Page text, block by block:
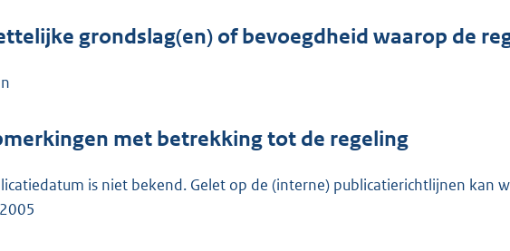
grondslag(en) of bevoegdheid waarop de
met betrekking tot de regeling
is niet bekend. Gelet op de (interne) publicatierichtlijnen kan